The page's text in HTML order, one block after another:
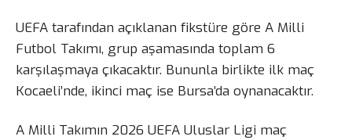
UEFA tarafından açıklanan fikstüre göre A Milli
Futbol Takımı, grup aşamasında toplam 6
karşılaşmaya çıkacaktır. Bununla birlikte ilk maç
Kocaeli’nde, ikinci maç ise Bursa’da oynanacaktır.
A Milli Takımın 2026 UEFA Uluslar Ligi maç